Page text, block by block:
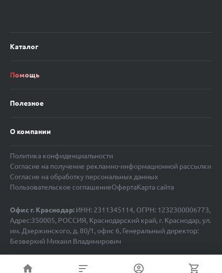
Каталог
Помощь
Полезное
О компании
Политика конфиденциальности
Согласие на получение рекламно-информационной рассылки
Согласие на обработку персональных данных
Пользовательское соглашениеОфертаКарта сайта
Офис г. Краснодар: ИНН: 2311345114, ОГРН: 1232300006773,
Адрес:350005, РОССИЯ, Краснодарский край, г. Краснодар, ул.
им. Дзержинского, д. 80/1, офис 6, Генеральный директор:
Безверхий Михаил Владимирович